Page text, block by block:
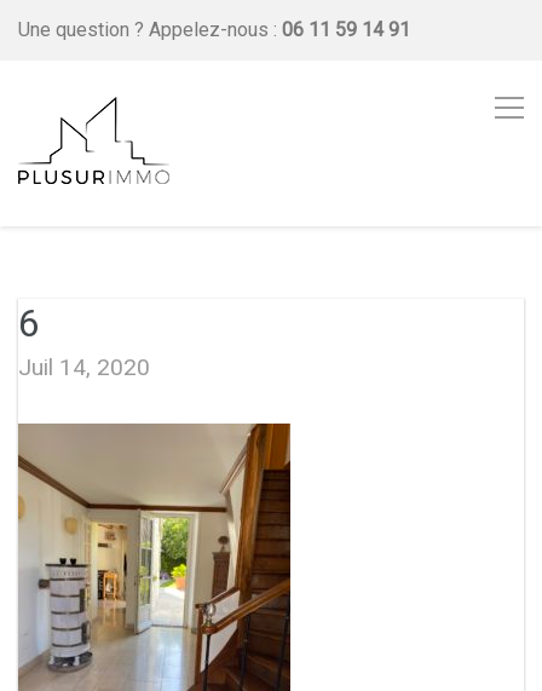
Une question ? Appelez-nous : 06 11 59 14 91
6
Juil 14, 2020